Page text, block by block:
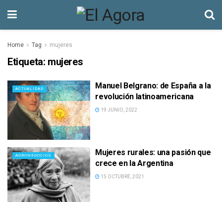
Home Tag mujeres
Etiqueta: mujeres
ACTUALIDAD
Manuel Belgrano: de España a la
revolución latinoamericana
19 JUNIO, 2022
AGRONEGOCIOS
Mujeres rurales: una pasión que
crece en la Argentina
15 OCTUBRE, 2021